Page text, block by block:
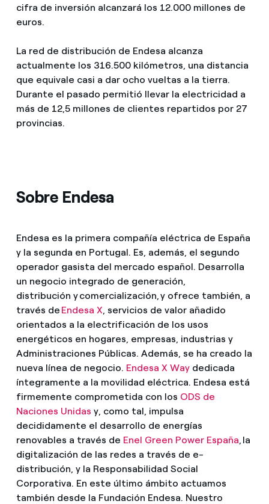
cifra de inversión alcanzará los 12.000 millones de
euros.
La red de distribución de Endesa alcanza
actualmente los 316.500 kilómetros, una distancia
que equivale casi a dar ocho vueltas a la tierra.
Durante el pasado permitió llevar la electricidad a
más de 12,5 millones de clientes repartidos por 27
provincias.
Sobre Endesa
Endesa es la primera compañía eléctrica de España
y la segunda en Portugal. Es, además, el segundo
operador gasista del mercado español. Desarrolla
un negocio integrado de generación,
distribución y comercialización, y ofrece también, a
través de Endesa X , servicios de valor añadido
orientados a la electrificación de los usos
energéticos en hogares, empresas, industrias y
Administraciones Públicas. Además, se ha creado la
nueva línea de negocio. Endesa X Waydedicada
íntegramente a la movilidad eléctrica. Endesa está
firmemente comprometida con los ODS de
Naciones Unidas y, como tal, impulsa
decididamente el desarrollo de energías
renovables a través de Enel Green Power España , la
digitalización de las redes a través de e-
distribución, y la Responsabilidad Social
Corporativa. En este último ámbito actuamos
también desde la Fundación Endesa. Nuestro